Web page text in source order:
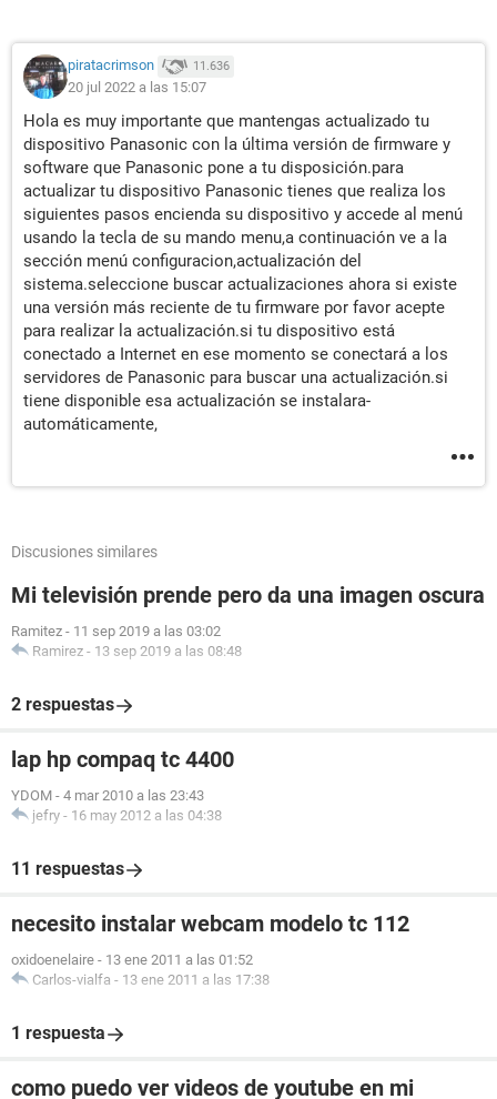
piratacrimson 11.636
20 jul 2022 a las 15:07
Hola es muy importante que mantengas actualizado tu
dispositivo Panasonic con la última versión de firmware y
software que Panasonic pone a tu disposición.para
actualizar tu dispositivo Panasonic tienes que realiza los
siguientes pasos encienda su dispositivo y accede al menú
usando la tecla de su mando menu,a continuación ve a la
sección menú configuracion,actualización del
sistema.seleccione buscar actualizaciones ahora si existe
una versión más reciente de tu firmware por favor acepte
para realizar la actualización.si tu dispositivo está
conectado a Internet en ese momento se conectará a los
servidores de Panasonic para buscar una actualización.si
tiene disponible esa actualización se instalara-
automáticamente,
Discusiones similares
Mi televisión prende pero da una imagen oscura
Ramitez - 11 sep 2019 a las 03:02
Ramirez - 13 sep 2019 a las 08:48
2 respuestas
lap hp compaq tc 4400
YDOM - 4 mar 2010 a las 23:43
jefry - 16 may 2012 a las 04:38
11 respuestas
necesito instalar webcam modelo tc 112
oxidoenelaire - 13 ene 2011 a las 01:52
Carlos-vialfa - 13 ene 2011 a las 17:38
1 respuesta
como puedo ver videos de youtube en mi